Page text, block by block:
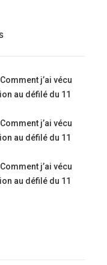
Comment j’ai vécu
au défilé du 11
Comment j’ai vécu
au défilé du 11
Comment j’ai vécu
au défilé du 11